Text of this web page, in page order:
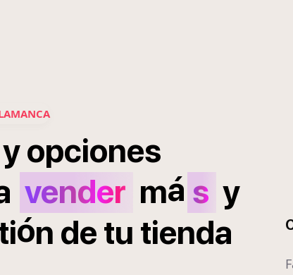
yopciones
vender má s y
ón de tu tienda